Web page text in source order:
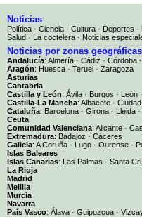
Noticias
Política · Ciencia · Cultura · Deportes ·
Salud · La coctelera · Noticias
Noticias por zonas geográficas
Andalucía: Almería · Cádiz · Córdoba ·
Aragón: Huesca · Teruel · Zaragoza
Asturias
Cantabria
Castilla y León: Ávila · Burgos · León ·
Castilla-La Mancha: Albacete ·
Cataluña: Barcelona · Girona · Lleida ·
Ceuta
Comunidad Valenciana: Alicante ·
Extremadura: Badajoz · Cáceres
Galicia: A Coruña · Lugo · Ourense ·
Islas Baleares
Islas Canarias: Las Palmas · Santa
La Rioja
Madrid
Melilla
Murcia
Navarra
País Vasco: Álava · Guipuzcoa ·